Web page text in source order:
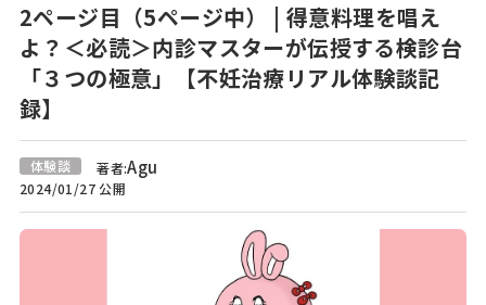
2ページ目（5ページ中） | 得意料理を唱え
よ？＜必読＞内診マスターが伝授する検診台
「３つの極意」【不妊治療リアル体験談記
録】
体験談 著者:Agu
2024/01/27 公開